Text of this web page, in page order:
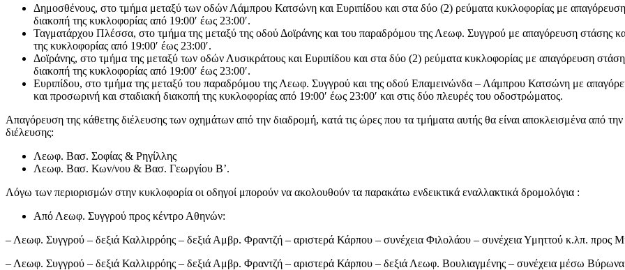
Δημοσθένους, στο τμήμα μεταξύ των οδών Λάμπρου Κατσώνη και Ευριπίδου και στα δύο (2) ρεύματα κυκλοφορίας με
διακοπή της κυκλοφορίας από 19:00′ έως 23:00′.
Ταγματάρχου Πλέσσα, στο τμήμα της μεταξύ της οδού Δοϊράνης και του παραδρόμου της Λεωφ. Συγγρού με απαγόρευση στάσης
της κυκλοφορίας από 19:00′ έως 23:00′.
Δοϊράνης, στο τμήμα της μεταξύ των οδών Λυσικράτους και Ευριπίδου και στα δύο (2) ρεύματα κυκλοφορίας με απαγόρευση
διακοπή της κυκλοφορίας από 19:00′ έως 23:00′.
Ευριπίδου, στο τμήμα της μεταξύ του παραδρόμου της Λεωφ. Συγγρού και της οδού Επαμεινώνδα – Λάμπρου Κατσώνη με
και προσωρινή και σταδιακή διακοπή της κυκλοφορίας από 19:00′ έως 23:00′ και στις δύο πλευρές του οδοστρώματος.
Απαγόρευση της κάθετης διέλευσης των οχημάτων από την διαδρομή, κατά τις ώρες που τα τμήματα αυτής θα είναι αποκλεισμένα από
διέλευσης:
Λεωφ. Βασ. Σοφίας & Ρηγίλλης
Λεωφ. Βασ. Κων/νου & Βασ. Γεωργίου Β’.
Λόγω των περιορισμών στην κυκλοφορία οι οδηγοί μπορούν να ακολουθούν τα παρακάτω ενδεικτικά εναλλακτικά δρομολόγια :
Από Λεωφ. Συγγρού προς κέντρο Αθηνών:
– Λεωφ. Συγγρού – δεξιά Καλλιρρόης – δεξιά Αμβρ. Φραντζή – αριστερά Κάρπου – συνέχεια Φιλολάου – συνέχεια Υμηττού κ.λπ. προς
– Λεωφ. Συγγρού – δεξιά Καλλιρρόης – δεξιά Αμβρ. Φραντζή – αριστερά Κάρπου – δεξιά Λεωφ. Βουλιαγμένης – συνέχεια μέσω